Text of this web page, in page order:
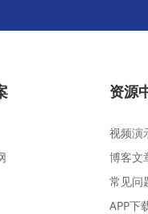
资源
视频演
博客文
常见问
APP下